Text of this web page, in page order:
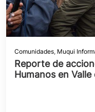
Comunidades, Muqui
Reporte de
Humanos en